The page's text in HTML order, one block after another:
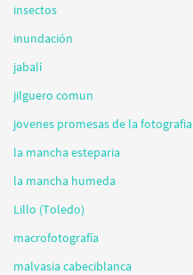
insectos
inundación
jabalí
jilguero comun
jovenes promesas de la fotografia
la mancha esteparia
la mancha humeda
Lillo (Toledo)
macrofotografía
malvasia cabeciblanca